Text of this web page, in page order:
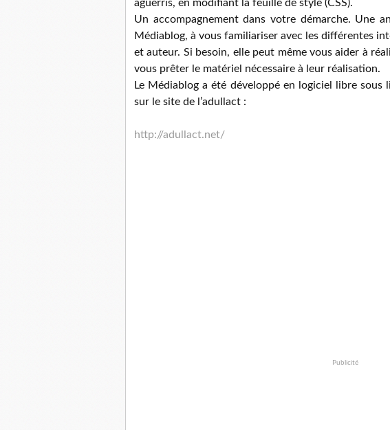
aguerris, en modifiant la feuille de style (CSS).
Un accompagnement dans votre démarche. Une
Médiablog, à vous familiariser avec les différentes
et auteur. Si besoin, elle peut même vous aider à
vous prêter le matériel nécessaire à leur réalisation.
Le Médiablog a été développé en logiciel libre
sur le site de l’adullact :
http://adullact.net/
Publicité